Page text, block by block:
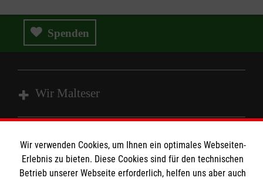
Spenden
Wir Malteser
Angebote und Leistungen
Unsere Kurse
Informationen
Wir verwenden Cookies, um Ihnen ein optimales Webseiten-
Erlebnis zu bieten. Diese Cookies sind für den technischen
Betrieb unserer Webseite erforderlich, helfen uns aber auch